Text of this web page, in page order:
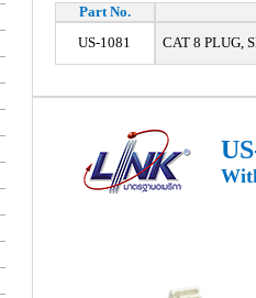
Part No.
US-1081
CAT 8 PLUG,